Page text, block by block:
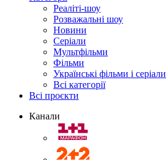
Реаліті-шоу
Розважальні шоу
Новини
Серіали
Мультфільми
Фільми
Українські фільми і серіали
Всі категорії
Всі проєкти
Канали